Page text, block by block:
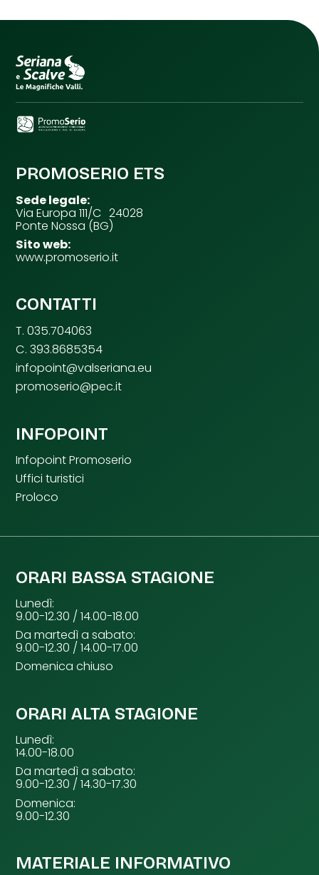
PROMOSERIO ETS
Sede legale:
Via Europa 111/C 24028
Ponte Nossa (BG)
Sito web:
www.promoserio.it
CONTATTI
T. 035.704063
C. 393.8685354
infopoint@valseriana.eu
promoserio@pec.it
INFOPOINT
Infopoint Promoserio
Uffici turistici
Proloco
ORARI BASSA STAGIONE
Lunedì:
9.00-12.30 / 14.00-18.00
Da martedì a sabato:
9.00-12.30 / 14.00-17.00
Domenica chiuso
ORARI ALTA STAGIONE
Lunedì:
14.00-18.00
Da martedì a sabato:
9.00-12.30 / 14.30-17.30
Domenica:
9.00-12.30
MATERIALE INFORMATIVO